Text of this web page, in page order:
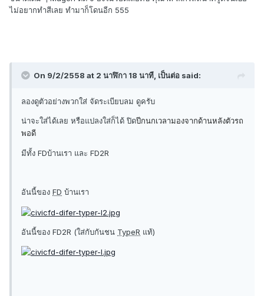
ไม่อยากทำสีเลย ทำมาก็โดนอีก 555
On 9/2/2558 at 2 นาฬิกา 18 นาที, เป็นต่อ said:
ลองดูตัวอย่างพวกใส่ จัดระเบียบลม ดูครับ
น่าจะใส่ได้เลย หรือแปลงใส่ก็ได้ ปิดปีกนกเวลามองจากด้านหลังตัวรถ
พอดี
มีทั้ง FDบ้านเรา และ FD2R
อันนี้ของ FD บ้านเรา
อันนี้ของ FD2R (ใส่กับกันชน TypeR แท้)